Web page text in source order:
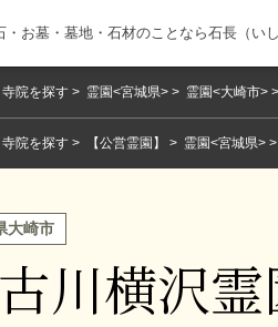
お墓・墓地・石材のことなら石長（い
院を探す 霊園<宮城県> 霊園<大崎市>
院を探す 【公営霊園】 霊園<宮城県>
大崎市
川横沢霊